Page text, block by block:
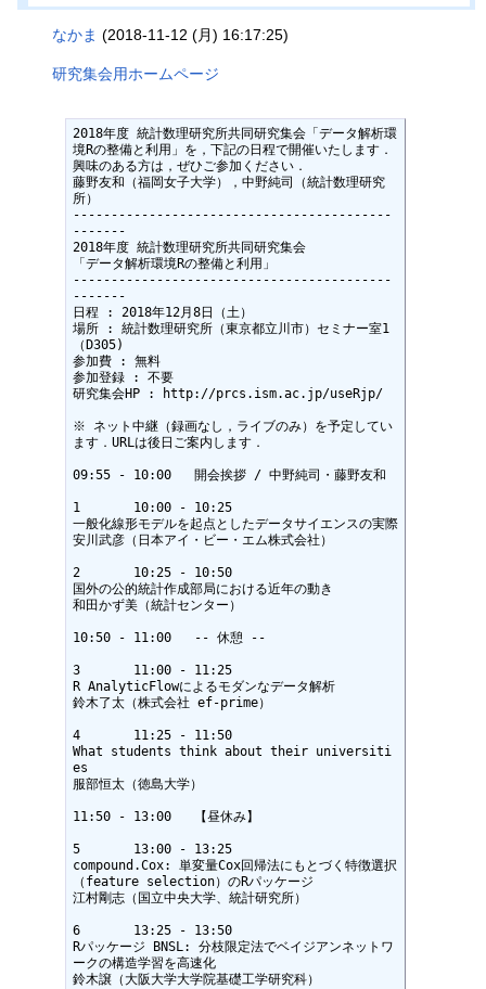
なかま (2018-11-12 (月) 16:17:25)
研究集会用ホームページ
2018年度 統計数理研究所共同研究集会「データ解析環
境Rの整備と利用」を，下記の日程で開催いたします．
興味のある方は，ぜひご参加ください．
藤野友和（福岡女子大学），中野純司（統計数理研究
所）
------------------------------------------
-------
2018年度 統計数理研究所共同研究集会
「データ解析環境Rの整備と利用」
------------------------------------------
-------
日程 : 2018年12月8日（土）
場所 : 統計数理研究所（東京都立川市）セミナー室1
（D305)
参加費 : 無料
参加登録 : 不要
研究集会HP : http://prcs.ism.ac.jp/useRjp/
※ ネット中継（録画なし，ライブのみ）を予定してい
ます．URLは後日ご案内します．
09:55 - 10:00	開会挨拶 / 中野純司・藤野友和
1	10:00 - 10:25
一般化線形モデルを起点としたデータサイエンスの実際
安川武彦（日本アイ・ビー・エム株式会社）
2	10:25 - 10:50
国外の公的統計作成部局における近年の動き
和田かず美（統計センター）
10:50 - 11:00	-- 休憩 --
3	11:00 - 11:25
R AnalyticFlowによるモダンなデータ解析
鈴木了太（株式会社 ef-prime）
4	11:25 - 11:50
What students think about their universiti
es
服部恒太（徳島大学）
11:50 - 13:00	【昼休み】
5	13:00 - 13:25
compound.Cox: 単変量Cox回帰法にもとづく特徴選択
（feature selection）のRパッケージ
江村剛志（国立中央大学、統計研究所）
6	13:25 - 13:50
Rパッケージ BNSL: 分枝限定法でベイジアンネットワ
ークの構造学習を高速化
鈴木譲（大阪大学大学院基礎工学研究科）